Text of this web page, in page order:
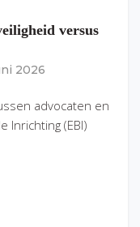
versus
2026
advocaten en
Inrichting (EBI)